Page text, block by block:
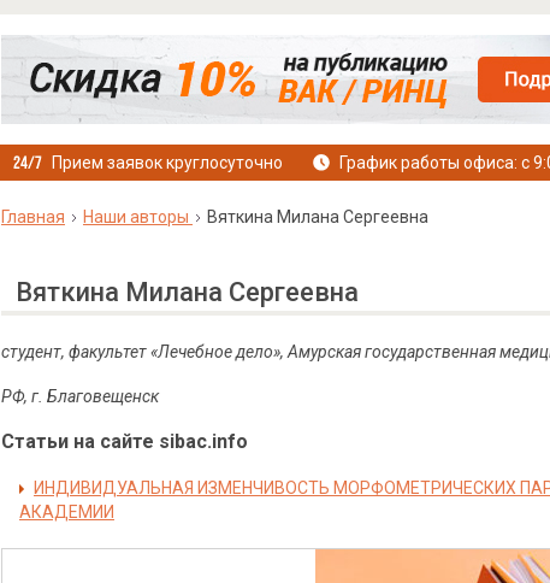
Прием заявок круглосуточно График работы офиса: с
Главная Наши авторы Вяткина Милана Сергеевна
Вяткина Милана Сергеевна
студент, факультет «Лечебное дело», Амурская государственная
РФ, г. Благовещенск
Статьи на сайте sibac.info
ИНДИВИДУАЛЬНАЯ ИЗМЕНЧИВОСТЬ МОРФОМЕТРИЧЕСКИХ
АКАДЕМИИ